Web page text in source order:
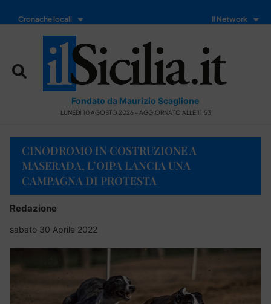
Cronache locali Il Network
Fondato da Maurizio Scaglione
LUNEDÌ 10 AGOSTO 2026 - AGGIORNATO ALLE 11:53
CINODROMO IN COSTRUZIONE A
MASERADA, L’OIPA LANCIA UNA
CAMPAGNA DI PROTESTA
Redazione
sabato 30 Aprile 2022